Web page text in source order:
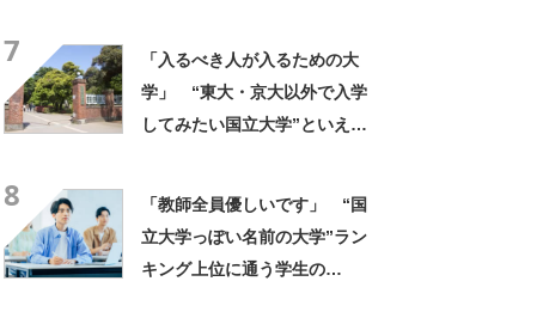
7
「入るべき人が入るための大
学」 “東大・京大以外で入学
してみたい国立大学”といえ
8
「教師全員優しいです」 “国
立大学っぽい名前の大学”ラン
キング上位に通う学生の